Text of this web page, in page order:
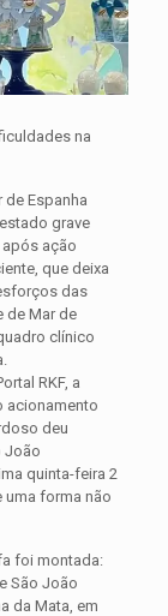
na
de Espanha
grave
ação
que deixa
das
de Mar de
clínico
RKF, a
acionamento
deu
João
quinta-feira 2
uma forma não
foi montada:
São João
da Mata, em